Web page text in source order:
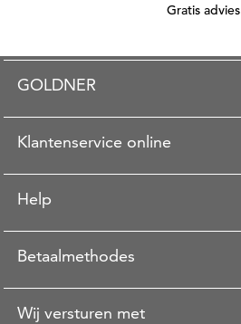
Gratis advies
GOLDNER
Klantenservice online
Help
Betaalmethodes
Wij versturen met